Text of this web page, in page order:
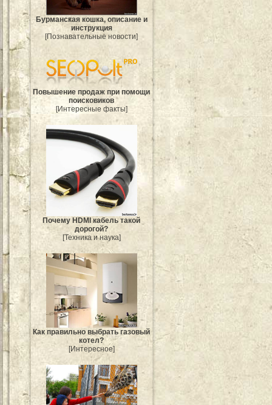
Бурманская кошка, описание и
инструкция
[Познавательные новости]
Повышение продаж при помощи
поисковиков
[Интересные факты]
Почему HDMI кабель такой
дорогой?
[Техника и наука]
Как правильно выбрать газовый
котел?
[Интересное]